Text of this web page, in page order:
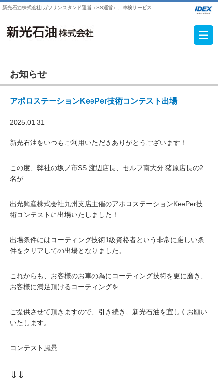
新光石油株式会社|ガソリンスタンド運営（SS運営）、車検サービス
お知らせ
アポロステーションKeePer技術コンテスト出場
2025.01.31
新光石油をいつもご利用いただきありがとうございます！
この度、弊社の坂ノ市SS 渡辺店長、セルフ南大分 猪原店長の2
名が
出光興産株式会社九州支店主催のアポロステーションKeePer技
術コンテストに出場いたしました！
出場条件にはコーティング技術1級資格者という非常に厳しい条
件をクリアしての出場となりました。
これからも、お客様のお車の為にコーティング技術を更に磨き、
お客様に満足頂けるコーティングを
ご提供させて頂きますので、引き続き、新光石油を宜しくお願い
いたします。
コンテスト風景
⇓⇓